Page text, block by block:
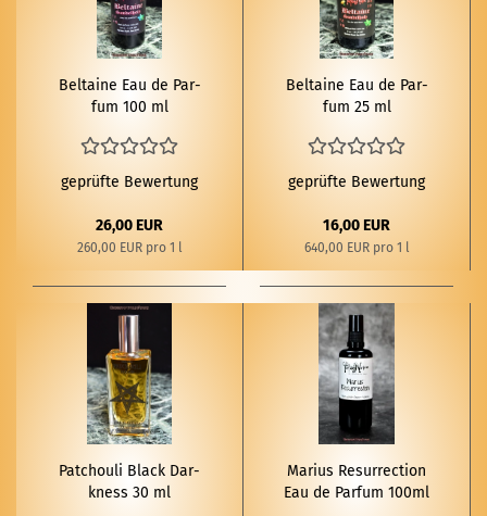
Bel­tai­ne Eau de Par­
fum 100 ml
geprüfte Bewertung
26,00 EUR
260,00 EUR pro 1 l
Bel­tai­ne Eau de Par­
fum 25 ml
geprüfte Bewertung
16,00 EUR
640,00 EUR pro 1 l
Patchouli Black Dar­
kness 30 ml
Ma­ri­us Re­sur­rec­tion
Eau de Par­fum 100ml